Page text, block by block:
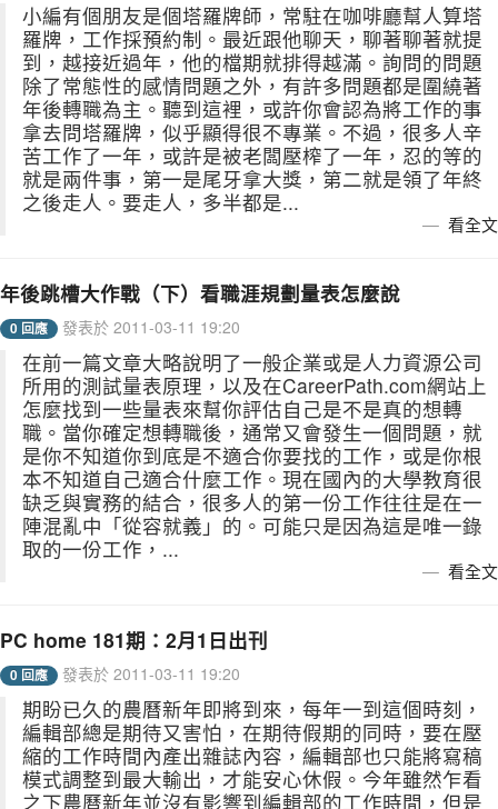
小編有個朋友是個塔羅牌師，常駐在咖啡廳幫人算塔
羅牌，工作採預約制。最近跟他聊天，聊著聊著就提
到，越接近過年，他的檔期就排得越滿。詢問的問題
除了常態性的感情問題之外，有許多問題都是圍繞著
年後轉職為主。聽到這裡，或許你會認為將工作的事
拿去問塔羅牌，似乎顯得很不專業。不過，很多人辛
苦工作了一年，或許是被老闆壓榨了一年，忍的等的
就是兩件事，第一是尾牙拿大獎，第二就是領了年終
之後走人。要走人，多半都是...
看全文
年後跳槽大作戰（下）看職涯規劃量表怎麼說
0 回應 發表於 2011-03-11 19:20
在前一篇文章大略說明了一般企業或是人力資源公司
所用的測試量表原理，以及在CareerPath.com網站上
怎麼找到一些量表來幫你評估自己是不是真的想轉
職。當你確定想轉職後，通常又會發生一個問題，就
是你不知道你到底是不適合你要找的工作，或是你根
本不知道自己適合什麼工作。現在國內的大學教育很
缺乏與實務的結合，很多人的第一份工作往往是在一
陣混亂中「從容就義」的。可能只是因為這是唯一錄
取的一份工作，...
看全文
PC home 181期：2月1日出刊
0 回應 發表於 2011-03-11 19:20
期盼已久的農曆新年即將到來，每年一到這個時刻，
編輯部總是期待又害怕，在期待假期的同時，要在壓
縮的工作時間內產出雜誌內容，編輯部也只能將寫稿
模式調整到最大輸出，才能安心休假。今年雖然乍看
之下農曆新年並沒有影響到編輯部的工作時間，但是